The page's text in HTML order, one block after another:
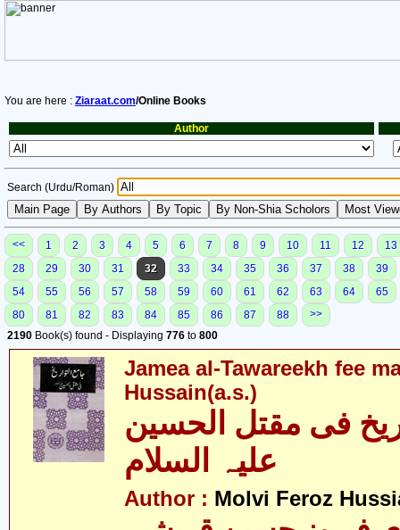
You are here : Ziaraat.com/Online Books
Author
Search (Urdu/Roman)
<< 1 2 3 4 5 6 7 8 9 10 11 12
13
28
29 30 31 32 33 34 35 36 37 38
39
54
55 56 57 58 59 60 61 62 63 64
65
80
81 82 83 84 85 86 87 88
>>
2190 Book(s) found - Displaying 776 to 800
Jamea al-Tawareekh fee
Hussain(a.s.)
فی مقتل الحسین
علیہ السلام
Author : Molvi Feroz